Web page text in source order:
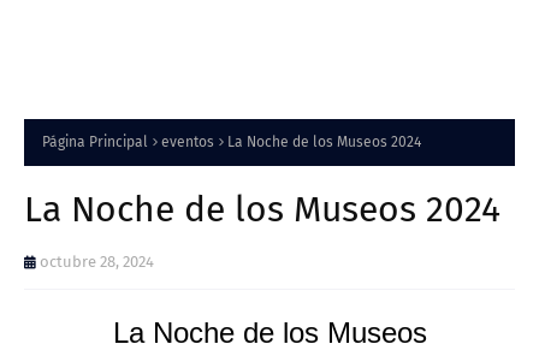
Página Principal eventos La Noche de los Museos 2024
La Noche de los Museos 2024
octubre 28, 2024
La Noche de los Museos